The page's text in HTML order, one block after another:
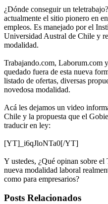
¿Dónde conseguir un
actualmente el sitio pionero en
empleos. Es manejado por el
Universidad Austral de Chile y
modalidad.
Trabajando.com, Laborum.com
quedado fuera de esta nueva
listado de ofertas, diversas
novedosa modalidad.
Acá les dejamos un video
Chile y la propuesta que el
traducir en ley:
[YT]_i6qJloNTa0[/YT]
Y ustedes, ¿Qué opinan sobre el
nueva modalidad laboral
como para empresarios?
Posts Relacionados